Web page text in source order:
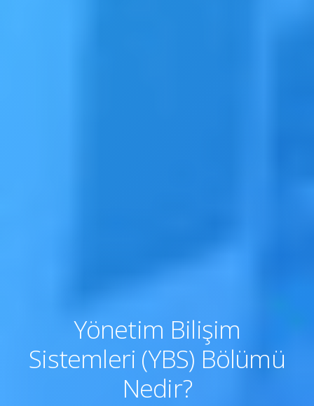
Yönetim Bilişim
Sistemleri (YBS) Bölümü
Nedir?